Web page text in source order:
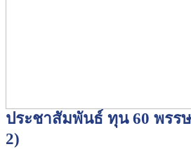
ประชาสัมพันธ์ ทุน 60 พรร
2)